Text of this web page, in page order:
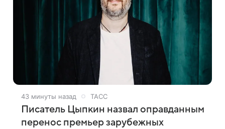
43 минуты назад ТАСС
Писатель Цыпкин назвал оправданным
перенос премьер зарубежных